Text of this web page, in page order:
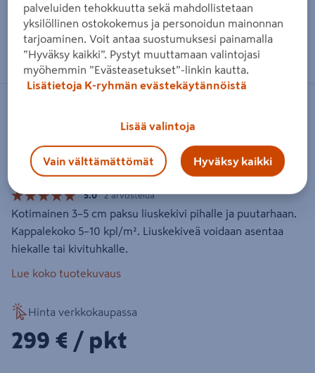
Zoomaa kuvaa sormilla kosketusnäytöllä
Liuskekivi Sisu 5m² paksuus 3-5cm
Tuotenumero:502281909 EAN-koodi : 6430032651125
5.0 2 arvostelua
Kotimainen 3–5 cm paksu liuskekivi pihalle ja puutarhaan.
Kappalekoko 5–10 kpl/m². Liuskekiveä voidaan asentaa
hiekalle tai kivituhkalle.
Lue koko tuotekuvaus
Hinta verkkokaupassa
299€/pkt
299 € / pkt
palveluiden tehokkuutta sekä mahdollistetaan
yksilöllinen ostokokemus ja personoidun mainonnan
tarjoaminen. Voit antaa suostumuksesi painamalla
”Hyväksy kaikki”. Pystyt muuttamaan valintojasi
myöhemmin ”Evästeasetukset”-linkin kautta.
Lisätietoja K-ryhmän evästekäytännöistä
Lisää valintoja
Vain välttämättömät Hyväksy kaikki